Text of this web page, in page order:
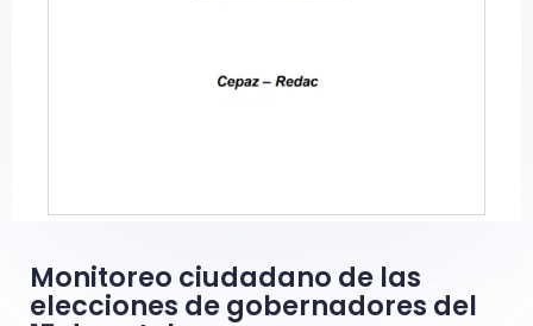
Monitoreo ciudadano de las
elecciones de gobernadores del